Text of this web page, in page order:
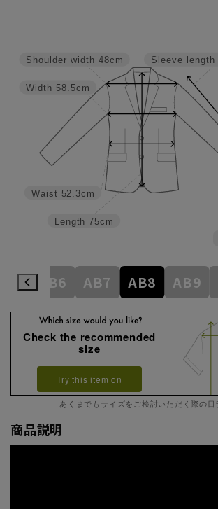
Sleeve length
Length 75cm
Waist 52.3cm
Width 58.5cm
Shoulder width 48cm
AB6 AB7 AB8 AB9
Check the recommended
size
Try this item on
あくまでもサイズをご検討いただく際の目
商品説明